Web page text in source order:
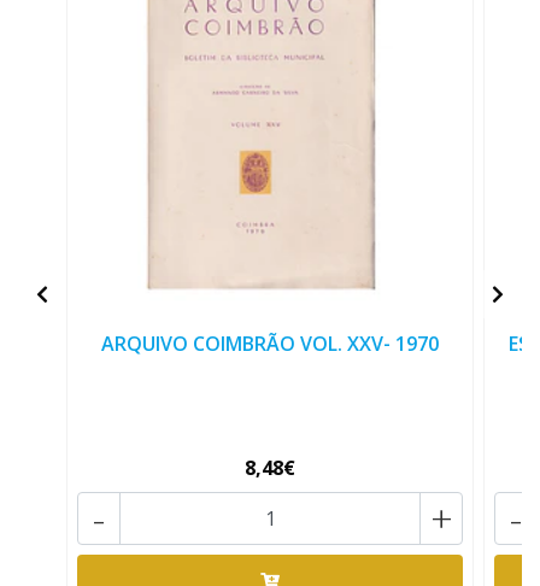
ARQUIVO COIMBRÃO VOL. XXV- 1970
8,48€
+
- -